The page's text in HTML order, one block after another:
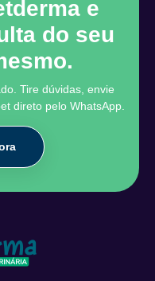
e
do seu
Tire dúvidas, envie
direto pelo WhatsApp.